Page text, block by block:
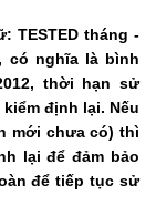
TESTED tháng -
có nghĩa là bình
thời hạn sử
định lại. Nếu
mới chưa có) thì
lại để đảm bảo
để tiếp tục sử